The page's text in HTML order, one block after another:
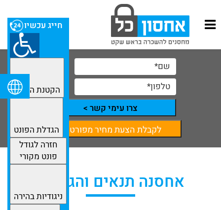
חייג עכשיו
הקטנת הפונט
הגדלת הפונט
חזרה לגודל
פונט מקורי
ניגודיות בהירה
צרו עימי קשר >
לקבלת הצעת מחיר מפורטת
אחסנה תנאים והגבלות